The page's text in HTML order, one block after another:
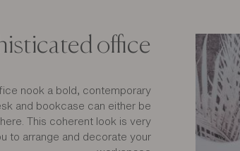
office
nook a bold, contemporary
and bookcase can either be
This coherent look is very
to arrange and decorate your